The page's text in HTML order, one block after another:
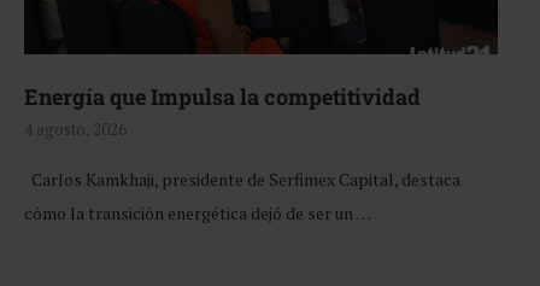
Energía que Impulsa la competitividad
4 agosto, 2026
Carlos Kamkhaji, presidente de Serfimex Capital, destaca
cómo la transición energética dejó de ser un …